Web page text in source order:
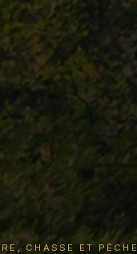
CHASSE ET PÊCHE